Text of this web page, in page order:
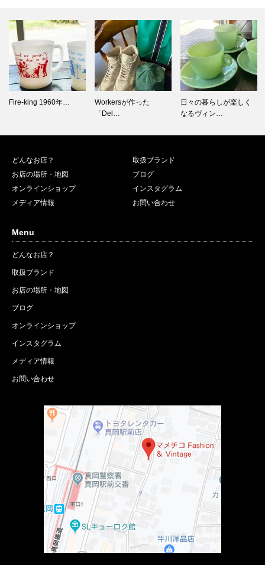
Workersが作った
日々の暮らしが楽しく
なるヴィン…
BROWN’S B…
どんなお店？
取扱ブランド
お店の場所・地図
ブログ
オンラインショップ
インスタグラム
メディア情報
お問い合わせ
Menu
どんなお店？
取扱ブランド
お店の場所・地図
ブログ
オンラインショップ
インスタグラム
メディア情報
お問い合わせ